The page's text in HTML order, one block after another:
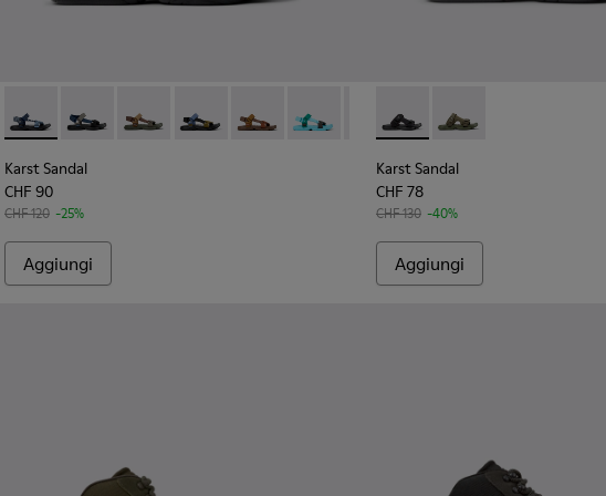
Da uomo.
neri Da uomo.
Karst Sandal - K101048-008 - Sandali in tessuto blu Da uomo.
Karst Sandal - K101048-007 - Sandali in tessuto multicolore Da uomo.
Karst Sandal - K101048-006 - Sandali in tessuto marroni Da
Karst Sandal - K101048-005 - Sandali multicolor in
Karst Sandal - K101048-004
Karst Sandal - K101048-003 - Sandali
Karst Sandal - K101048-001 -
Karst Sandal
CHF 90
CHF 120 -25%
Aggiungi
Karst Sandal - K101103-001
Karst Sandal -
Karst Sandal
CHF 78
CHF 130 -40%
Aggiungi